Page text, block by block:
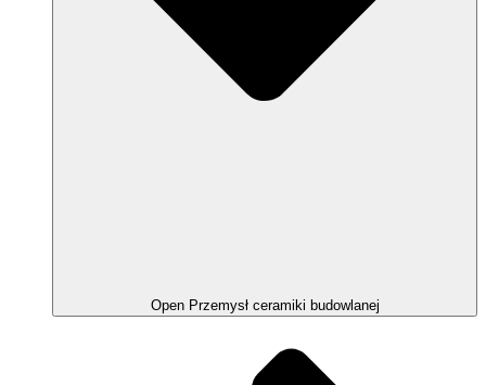
Open Przemysł ceramiki budowlanej